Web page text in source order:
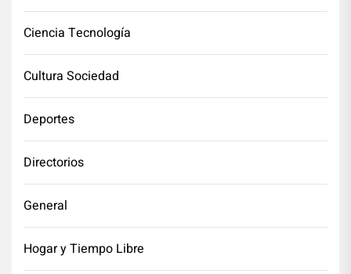
Ciencia Tecnología
Cultura Sociedad
Deportes
Directorios
General
Hogar y Tiempo Libre